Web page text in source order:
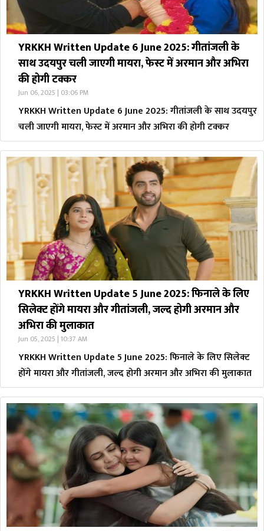
YRKKH Written Update 6 June 2025: गीतांजली के
साथ उदयपुर चली जाएगी मायरा, फेस्ट में अरमान और अभिरा
की होगी टक्कर
Jun 06, 2025 | 03:06 PM
YRKKH Written Update 6 June 2025: गीतांजली के साथ उदयपुर
चली जाएगी मायरा, फेस्ट में अरमान और अभिरा की होगी टक्कर
YRKKH Written Update 5 June 2025: फिनाले के लिए
सिलेक्ट होंगे मायरा और गीतांजली, जल्द होगी अरमान और
अभिरा की मुलाकात
Jun 05, 2025 | 10:37 AM
YRKKH Written Update 5 June 2025: फिनाले के लिए सिलेक्ट
होंगे मायरा और गीतांजली, जल्द होगी अरमान और अभिरा की मुलाकात